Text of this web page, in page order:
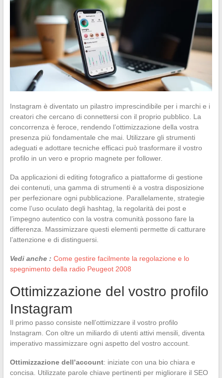
Instagram è diventato un pilastro imprescindibile per i marchi e i
creatori che cercano di connettersi con il proprio pubblico. La
concorrenza è feroce, rendendo l’ottimizzazione della vostra
presenza più fondamentale che mai. Utilizzare gli strumenti
adeguati e adottare tecniche efficaci può trasformare il vostro
profilo in un vero e proprio magnete per follower.
Da applicazioni di editing fotografico a piattaforme di gestione
dei contenuti, una gamma di strumenti è a vostra disposizione
per perfezionare ogni pubblicazione. Parallelamente, strategie
come l’uso oculato degli hashtag, la regolarità dei post e
l’impegno autentico con la vostra comunità possono fare la
differenza. Massimizzare questi elementi permette di catturare
l’attenzione e di distinguersi.
Vedi anche : Come gestire facilmente la regolazione e lo
spegnimento della radio Peugeot 2008
Ottimizzazione del vostro profilo
Instagram
Il primo passo consiste nell’ottimizzare il vostro profilo
Instagram. Con oltre un miliardo di utenti attivi mensili, diventa
imperativo massimizzare ogni aspetto del vostro account.
Ottimizzazione dell’account: iniziate con una bio chiara e
concisa. Utilizzate parole chiave pertinenti per migliorare il SEO